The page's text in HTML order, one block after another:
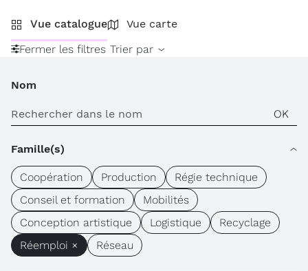
Vue catalogue
Vue carte
Fermer les filtres Trier par
Nom
Famille(s)
Coopération Production
Régie technique
Conseil et formation
Mobilités
Conception artistique
Logistique
Recyclage
Réemploi ×
Réseau